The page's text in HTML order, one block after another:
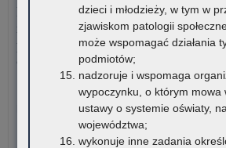
Dane ostateczne – Rządowy program
niepełnosprawnym w formie
podręczników, materiałów edukacyjnych i
ćwiczeniowych (wyprawka szkolna)
W związku z harmonogramem realizacji
pomocy uczniom niepełnosprawnym…
dzieci i młodzieży, w tym w
zjawiskom patologii
może wspomagać działania
podmiotów;
nadzoruje i wspomaga
wypoczynku, o którym mowa
ustawy o systemie oświaty,
województwa;
wykonuje inne zadania